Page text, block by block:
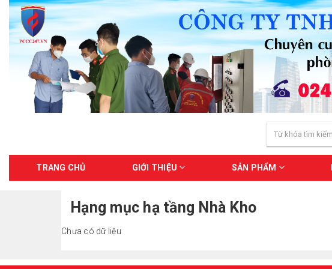
TRANG CHỦ GIỚI THIỆU SẢN PHẨM
Hạng mục hạ tầng Nhà Kho
Chưa có dữ liệu